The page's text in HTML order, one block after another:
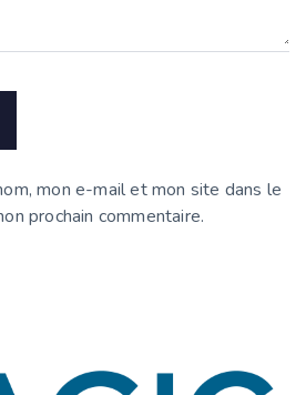
mon e-mail et mon site dans le
prochain commentaire.